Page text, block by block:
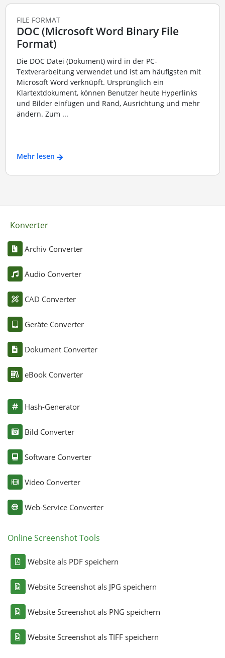
FILE FORMAT
DOC (Microsoft Word Binary File
Format)
Die DOC Datei (Dokument) wird in der PC-
Textverarbeitung verwendet und ist am häufigsten mit
Microsoft Word verknüpft. Ursprünglich ein
Klartextdokument, können Benutzer heute Hyperlinks
und Bilder einfügen und Rand, Ausrichtung und mehr
ändern. Zum ...
Mehr lesen
Konverter
Archiv Converter
Audio Converter
CAD Converter
Geräte Converter
Dokument Converter
eBook Converter
Hash-Generator
Bild Converter
Software Converter
Video Converter
Web-Service Converter
Online Screenshot Tools
Website als PDF speichern
Website Screenshot als JPG speichern
Website Screenshot als PNG speichern
Website Screenshot als TIFF speichern